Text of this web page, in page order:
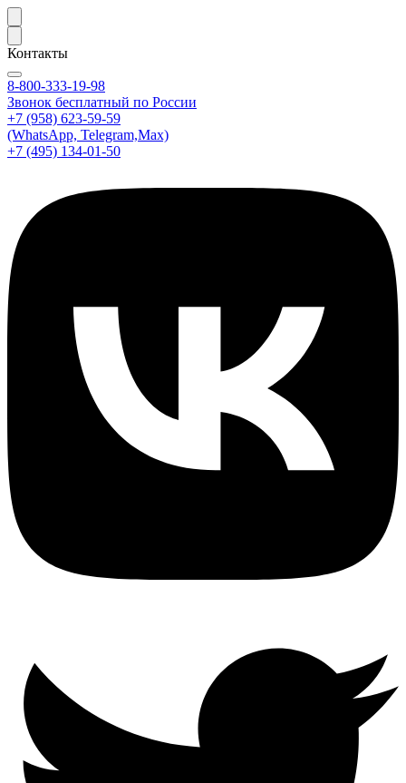
Контакты
8-800-333-19-98
Звонок бесплатный по России
+7 (958) 623-59-59
(WhatsApp, Telegram,Max)
+7 (495) 134-01-50